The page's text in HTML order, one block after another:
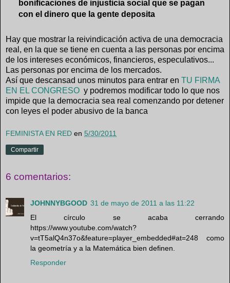
bonificaciones de injusticia social que se pagan
con el dinero que la gente deposita
Hay que mostrar la reivindicación activa de una democracia
real, en la que se tiene en cuenta a las personas por encima
de los intereses económicos, financieros, especulativos...
Las personas por encima de los mercados.
Así que descansad unos minutos para entrar en TU FIRMA
EN EL CONGRESO y podremos modificar todo lo que nos
impide que la democracia sea real comenzando por detener
con leyes el poder abusivo de la banca
FEMINISTA EN RED en 5/30/2011
Compartir
6 comentarios:
JOHNNYBGOOD 31 de mayo de 2011 a las 11:22
El círculo se acaba cerrando
https://www.youtube.com/watch?
v=tT5alQ4n37o&feature=player_embedded#at=248 como
la geometría y a la Matemática bien definen.
Responder